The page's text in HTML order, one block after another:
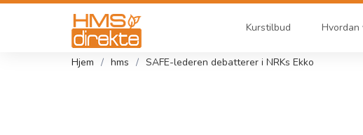
Kurstilbud Hvordan
Hjem hms SAFE-lederen debatterer i NRKs Ekko